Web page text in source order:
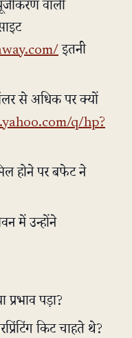
वाली
इतनी
से अधिक पर क्यों
q/hp?
होने पर बफेट ने
में उन्होंने
पड़ा?
किट चाहते थे?